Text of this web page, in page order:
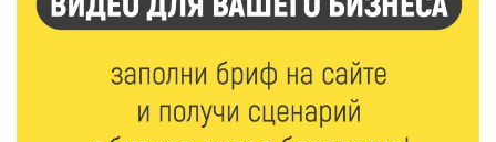
Сладкая программа в Твери: дегустация мёда и
рассказ о жизни пчёл
Открыт набор на программу амбассадоров для